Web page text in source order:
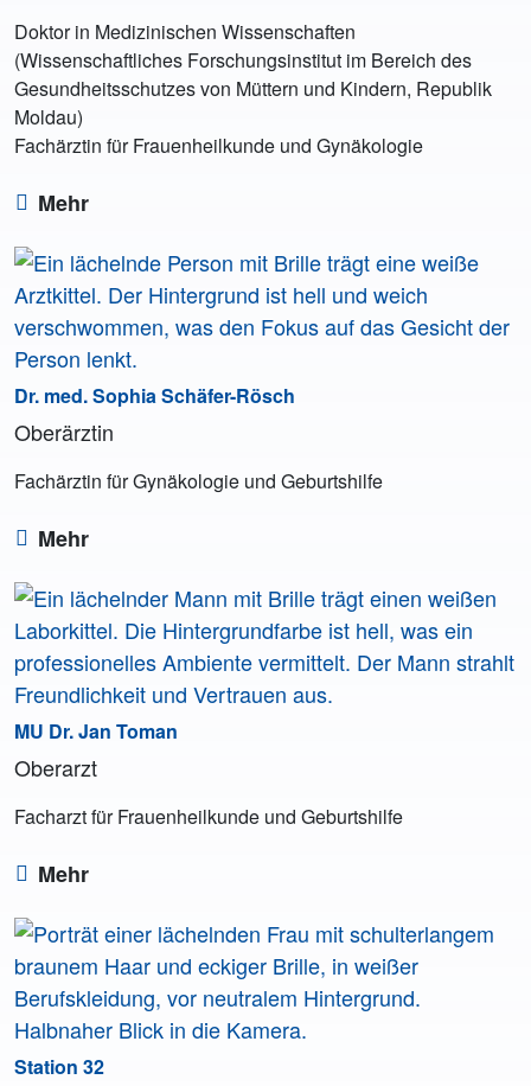
Doktor in Medizinischen Wissenschaften
(Wissenschaftliches Forschungsinstitut im Bereich des
Gesundheitsschutzes von Müttern und Kindern, Republik
Moldau)
Fachärztin für Frauenheilkunde und Gynäkologie
Mehr
Dr. med. Sophia Schäfer-Rösch
Oberärztin
Fachärztin für Gynäkologie und Geburtshilfe
Mehr
MU Dr. Jan Toman
Oberarzt
Facharzt für Frauenheilkunde und Geburtshilfe
Mehr
Station 32